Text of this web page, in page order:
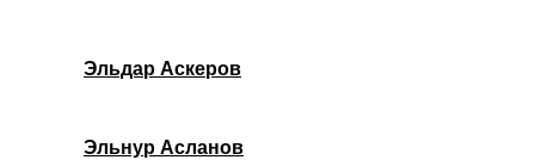
Эльдар Аскеров
Эльнур Асланов